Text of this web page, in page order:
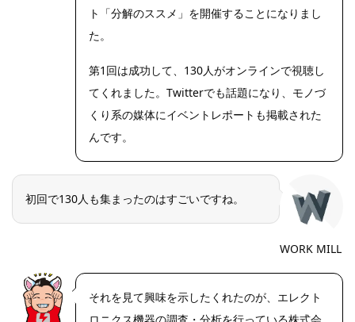
ト「分解のススメ」を開催することになりまし
た。
第1回は成功して、130人がオンラインで視聴し
てくれました。Twitterでも話題になり、モノづ
くり系の媒体にイベントレポートも掲載された
んです。
初回で130人も集まったのはすごいですね。
WORK MILL
それを見て興味を示したくれたのが、エレクト